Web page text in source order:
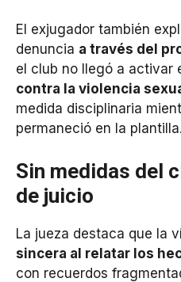
El exjugador también
denuncia a través del
el club no llegó a activar
contra la violencia
medida disciplinaria
permaneció en la plantilla.
Sin medidas del
de juicio
La jueza destaca que la
sincera al relatar los
con recuerdos